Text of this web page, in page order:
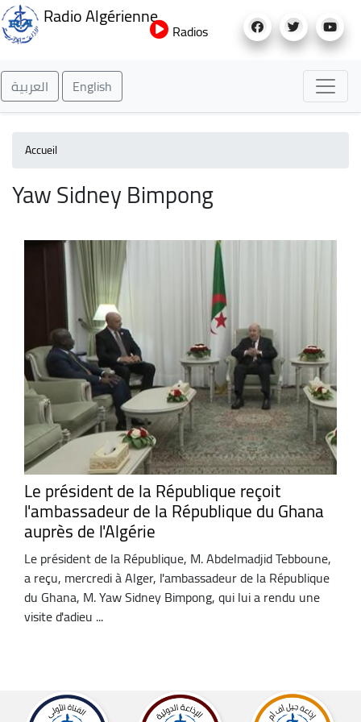
au
Radio Algérienne
Radios
العربية English
Accueil
Yaw Sidney Bimpong
Le président de la République reçoit
l'ambassadeur de la République du Ghana
auprès de l'Algérie
Le président de la République, M. Abdelmadjid Tebboune,
a reçu, mercredi à Alger, l'ambassadeur de la République
du Ghana, M. Yaw Sidney Bimpong, qui lui a rendu une
visite d'adieu ...